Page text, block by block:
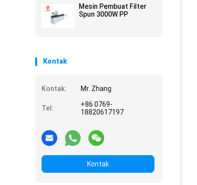
untuk Produksi dan
Konsistensi Kantong
Filter
Mesin Pembuat Filter
Spun 3000W PP
Kontak
Kontak: Mr. Zhang
Tel:
+86 0769-
18820617197
Kontak